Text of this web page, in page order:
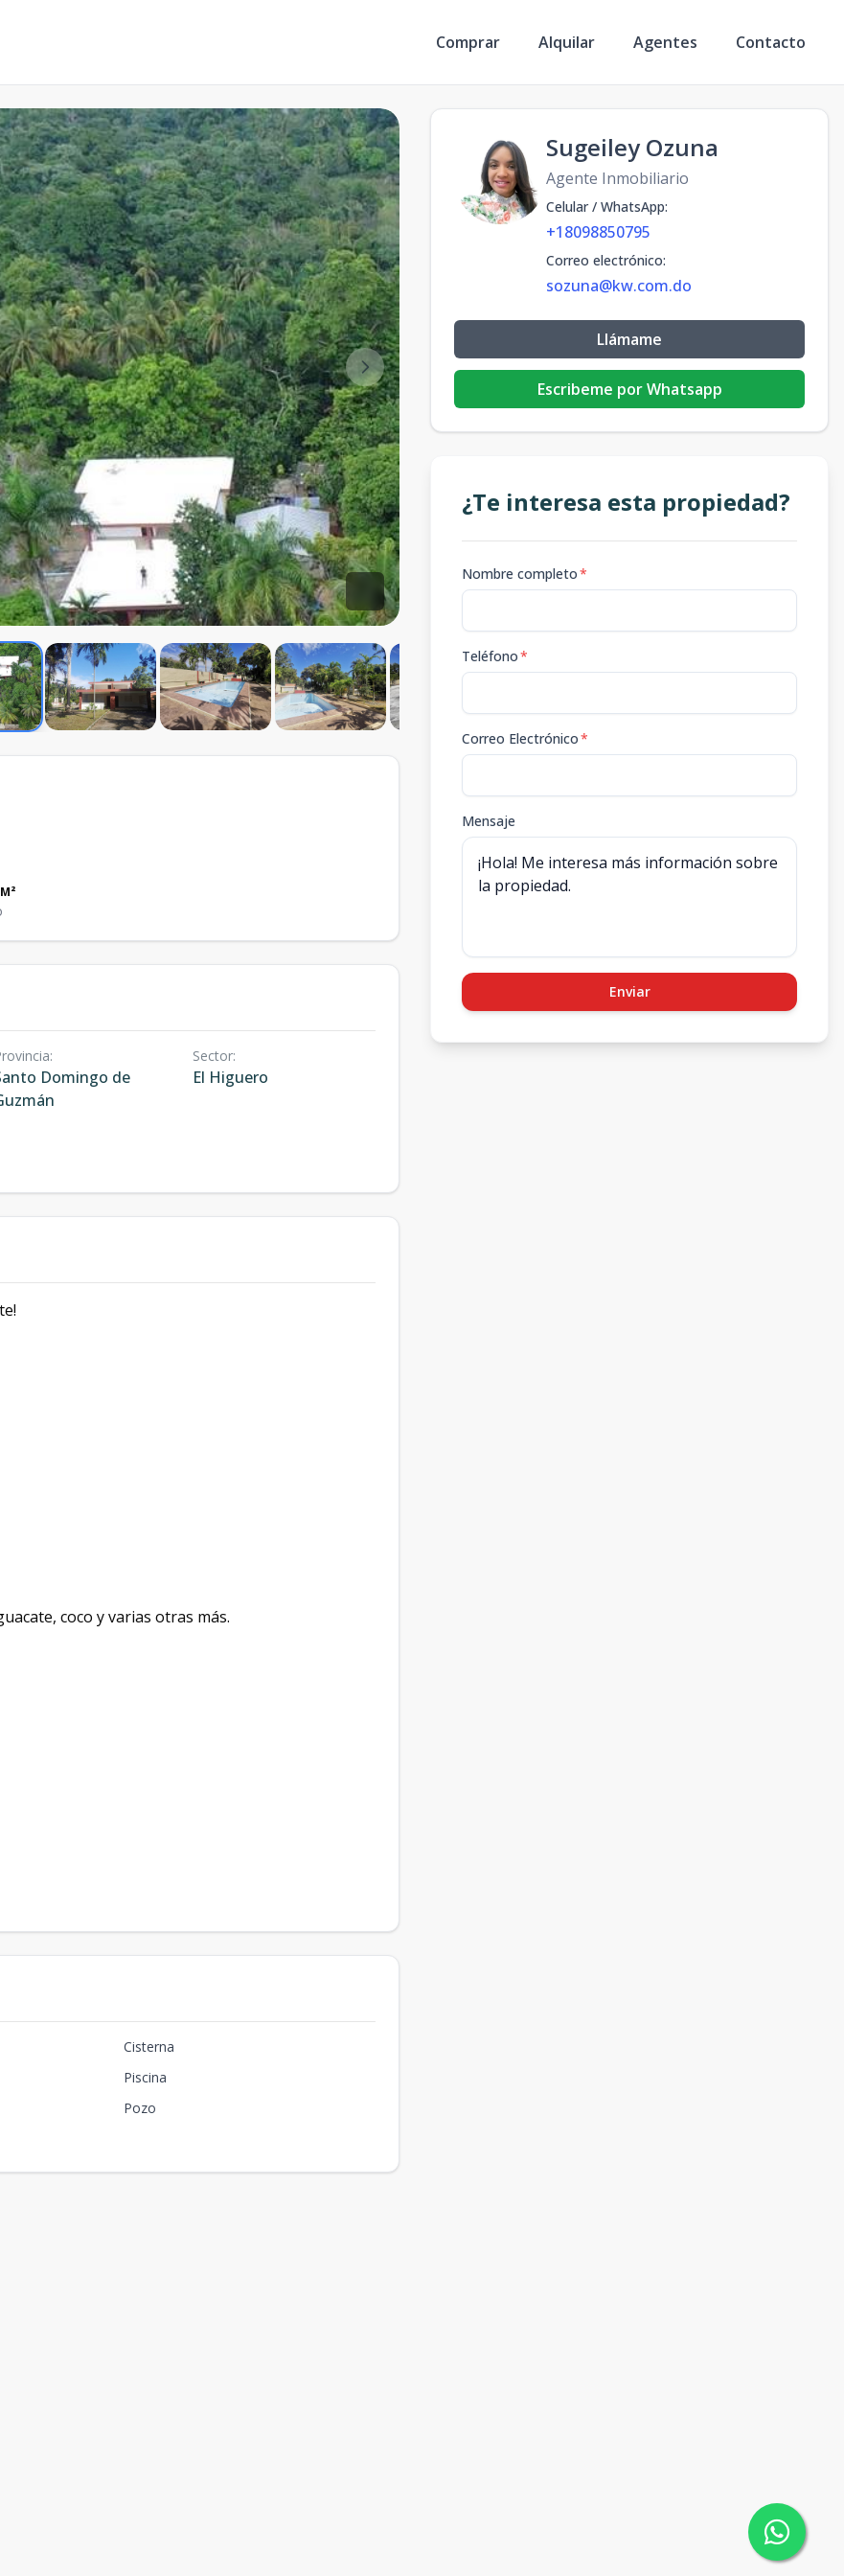
Comprar Alquilar Agentes Contacto
M²
:
Domingo de
Sector:
El Higuero
coco y varias otras más.
Cisterna
Piscina
Pozo
Sugeiley Ozuna
Agente Inmobiliario
Celular / WhatsApp:
+18098850795
Correo electrónico:
sozuna@kw.com.do
Llámame
Escribeme por Whatsapp
¿Te interesa esta propiedad?
Nombre completo*
Teléfono*
Correo Electrónico*
Mensaje
Enviar